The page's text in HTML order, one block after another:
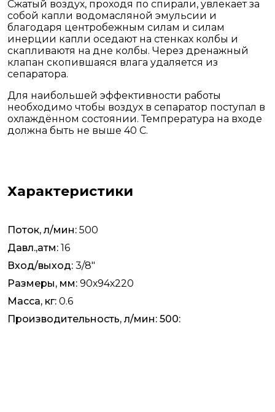
Сжатый воздух, проходя по спирали, увлекает за
собой капли водомасляной эмульсии и
благодаря центробежным силам и силам
инерции капли оседают на стенках колбы и
скапливаютя на дне колбы. Через дренажный
клапан скопившаяся влага удаляется из
сепаратора.
Для наибольшей эффективности работы
необходимо чтобы воздух в сепаратор поступал в
охлаждённом состоянии. Темпрература на входе
должна быть не выше 40 С.
Характеристики
Поток, л/мин: 500
Давл.,атм: 16
Вход/выход: 3/8"
Размеры, мм: 90х94х220
Масса, кг: 0.6
Производительность, л/мин: 500: